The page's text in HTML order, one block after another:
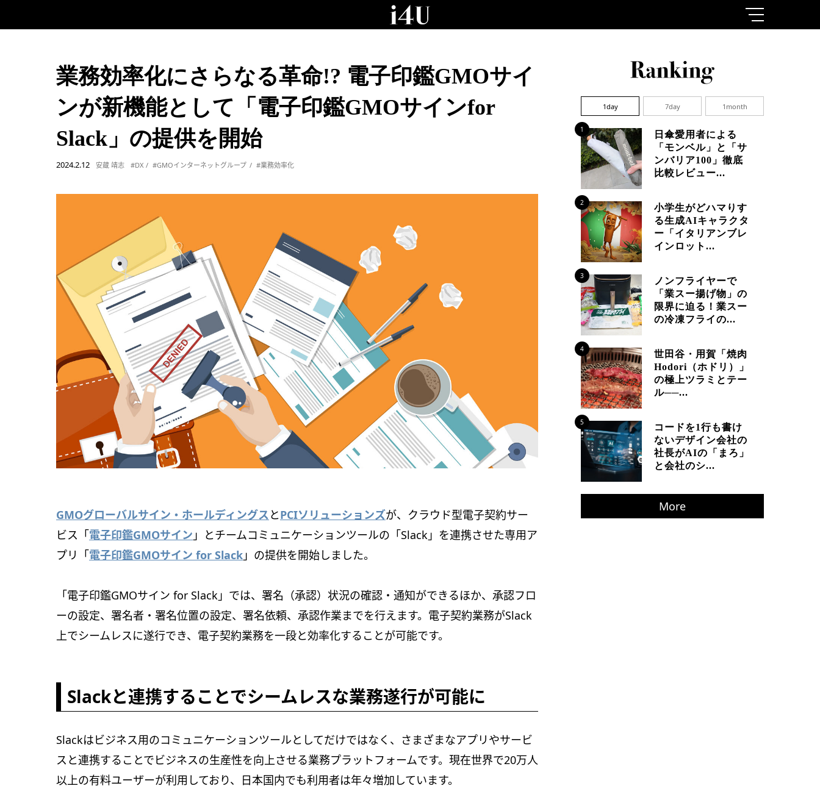
業務効率化にさらなる革命!? 電子印鑑GMOサイ
ンが新機能として「電子印鑑GMOサインfor
Slack」の提供を開始
2024.2.12 安蔵 靖志 #DX #GMOインターネットグループ #業務効率化
GMOグローバルサイン・ホールディングスとPCIソリューションズが、クラウド型電子契約サー
ビス「電子印鑑GMOサイン 」とチームコミュニケーションツールの「Slack」を連携させた専用ア
プリ「電子印鑑GMOサイン for Slack 」の提供を開始しました。
「電子印鑑GMOサイン for Slack」では、署名（承認）状況の確認・通知ができるほか、承認フロ
ーの設定、署名者・署名位置の設定、署名依頼、承認作業までを行えます。電子契約業務がSlack
上でシームレスに遂行でき、電子契約業務を一段と効率化することが可能です。
Slackと連携することでシームレスな業務遂行が可能に
Slackはビジネス用のコミュニケーションツールとしてだけではなく、さまざまなアプリやサービ
スと連携することでビジネスの生産性を向上させる業務プラットフォームです。現在世界で20万人
以上の有料ユーザーが利用しており、日本国内でも利用者は年々増加しています。
1day 7day 1month
1
日傘愛用者による
「モンベル」と「サ
ンバリア100」徹底
比較レビュー...
2
小学生がどハマりす
る生成AIキャラクタ
ー「イタリアンブレ
インロット...
3
ノンフライヤーで
「業スー揚げ物」の
限界に迫る！業スー
の冷凍フライの...
4
世田谷・用賀「焼肉
Hodori（ホドリ）」
の極上ツラミとテー
ル──...
5
コードを1行も書け
ないデザイン会社の
社長がAIの「まろ」
と会社のシ...
More